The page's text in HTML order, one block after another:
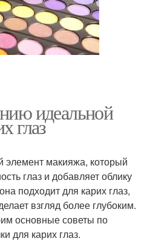
идеальной
глаз
элемент макияжа, который
глаз и добавляет облику
подходит для карих глаз,
взгляд более глубоким.
основные советы по
для карих глаз.